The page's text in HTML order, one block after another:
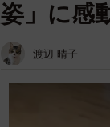
姿」に感
渡辺 晴子